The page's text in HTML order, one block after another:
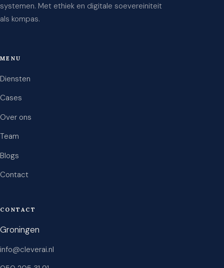
systemen. Met ethiek en digitale soevereiniteit
als kompas.
MENU
Diensten
Cases
Over ons
Team
Blogs
Contact
CONTACT
Groningen
info@cleverai.nl